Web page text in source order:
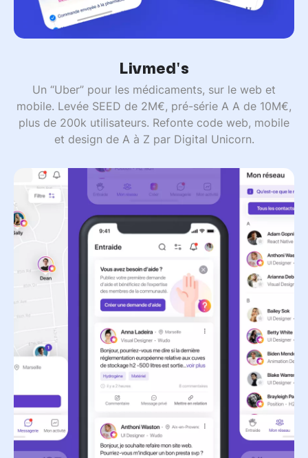
Livmed's
Un “Uber” pour les médicaments, sur le web et
mobile. Levée SEED de 2M€, pré-série A A de 10M€,
plus de 200k utilisateurs. Refonte code web, mobile
et design de A à Z par Digital Unicorn.